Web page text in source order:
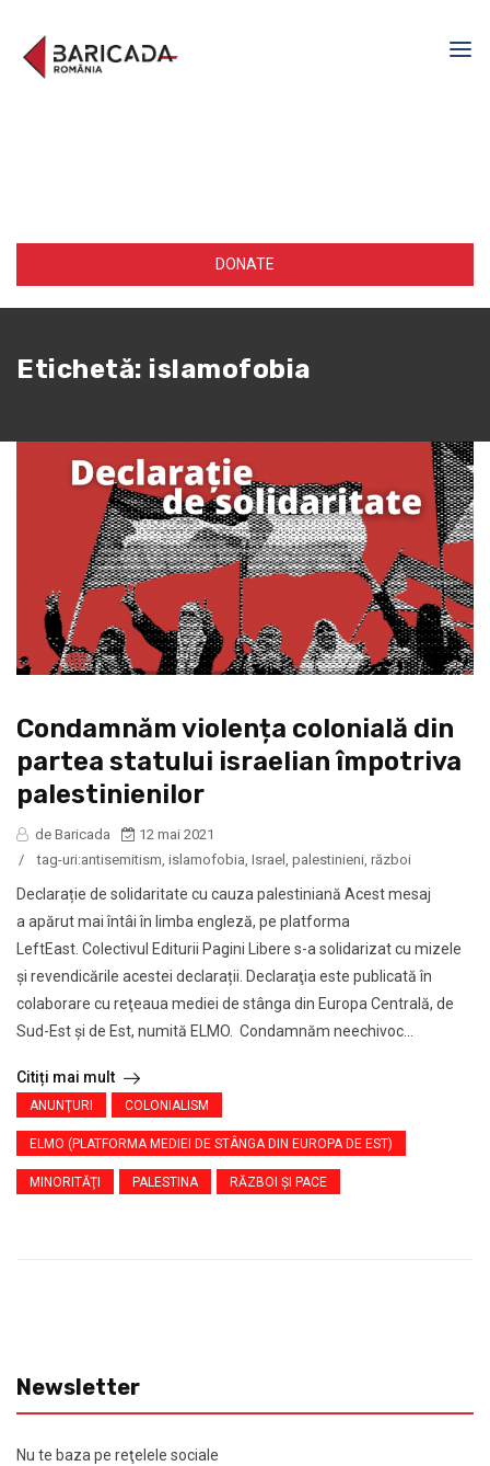
DONATE
Etichetă: islamofobia
Condamnăm violența colonială din
partea statului israelian împotriva
palestinienilor
de Baricada
12 mai 2021
/
tag-uri:antisemitism, islamofobia, Israel , palestinieni, război
Declarație de solidaritate cu cauza palestiniană Acest mesaj
a apărut mai întâi în limba engleză, pe platforma
LeftEast. Colectivul Editurii Pagini Libere s-a solidarizat cu mizele
și revendicările acestei declarații. Declaraţia este publicată în
colaborare cu reţeaua mediei de stânga din Europa Centrală, de
Sud-Est şi de Est, numită ELMO. Condamnăm neechivoc...
Citiți mai mult
ANUNŢURI COLONIALISM
ELMO (PLATFORMA MEDIEI DE STÂNGA DIN EUROPA DE EST)
MINORITĂŢI PALESTINA RĂZBOI ŞI PACE
Newsletter
Nu te baza pe reţelele sociale